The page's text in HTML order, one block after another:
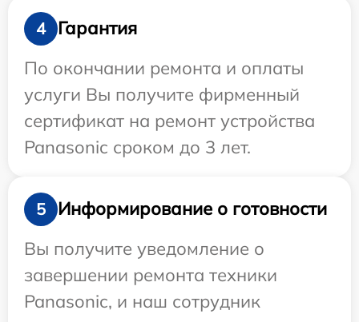
4
Гарантия
По окончании ремонта и оплаты
услуги Вы получите фирменный
сертификат на ремонт устройства
Panasonic сроком до 3 лет.
5
Информирование о готовности
Вы получите уведомление о
завершении ремонта техники
Panasonic, и наш сотрудник